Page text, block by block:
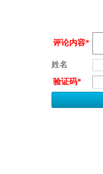
评论内容*
姓名
验证码*